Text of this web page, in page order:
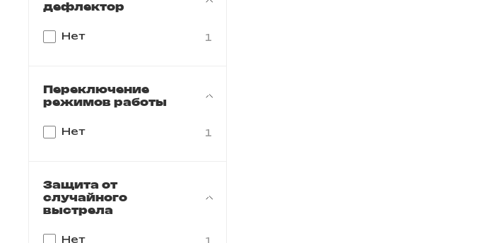
дефлектор
Нет 1
Переключение
режимов работы
Нет 1
Защита от
случайного
выстрела
Нет 1